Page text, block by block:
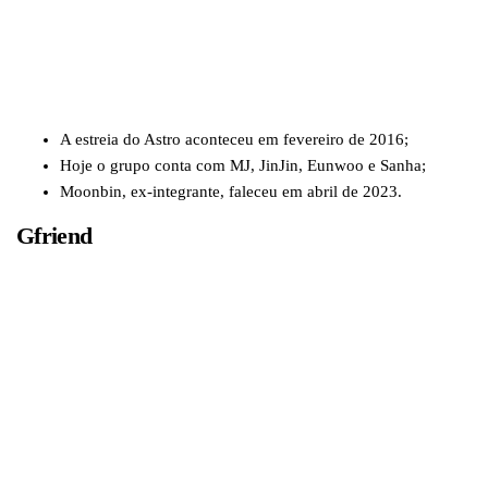
A estreia do Astro aconteceu em fevereiro de 2016;
Hoje o grupo conta com MJ, JinJin, Eunwoo e Sanha;
Moonbin, ex-integrante, faleceu em abril de 2023.
Gfriend